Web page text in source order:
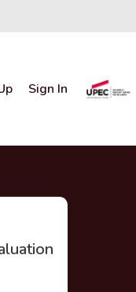
Choose language
Sign In